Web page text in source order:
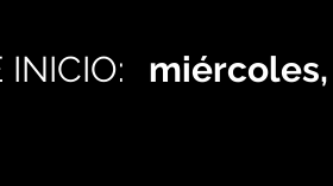
INICIO: